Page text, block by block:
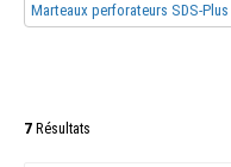
Marteaux perforateurs SDS-Plus
7 Résultats